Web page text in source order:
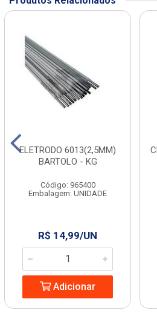
ELETRODO 6013(2,5MM)
BARTOLO - KG
Código: 965400
Embalagem: UNIDADE
R$ 14,99/UN
Adicionar